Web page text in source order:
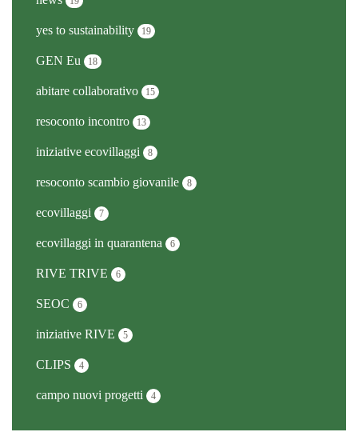
yes to sustainability 19
GEN Eu 18
abitare collaborativo 15
resoconto incontro 13
iniziative ecovillaggi 8
resoconto scambio giovanile 8
ecovillaggi 7
ecovillaggi in quarantena 6
RIVE TRIVE 6
SEOC 6
iniziative RIVE 5
CLIPS 4
campo nuovi progetti 4